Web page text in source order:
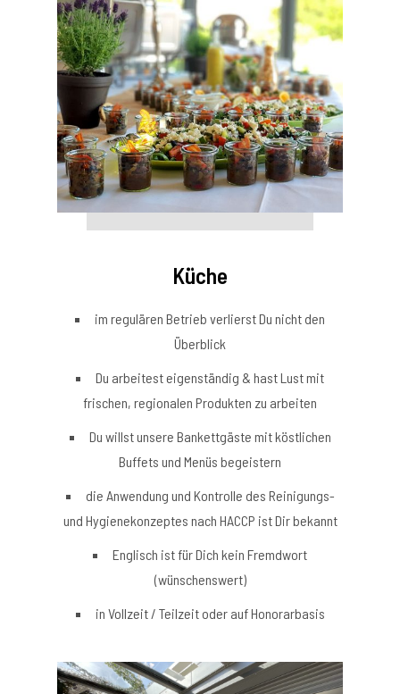
Küche
im regulären Betrieb verlierst Du nicht den
Überblick
Du arbeitest eigenständig & hast Lust mit
frischen, regionalen Produkten zu arbeiten
Du willst unsere Bankettgäste mit köstlichen
Buffets und Menüs begeistern
die Anwendung und Kontrolle des Reinigungs-
und Hygienekonzeptes nach HACCP ist Dir bekannt
Englisch ist für Dich kein Fremdwort
(wünschenswert)
in Vollzeit / Teilzeit oder auf Honorarbasis